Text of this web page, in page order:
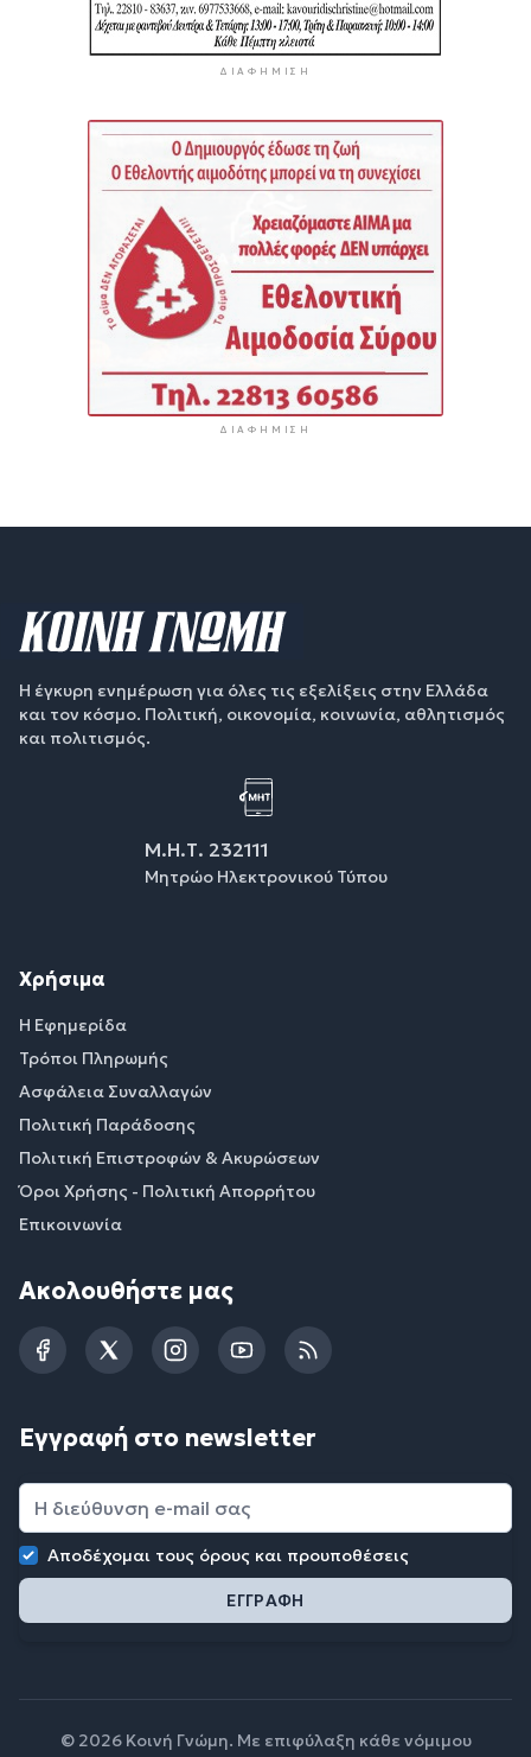
ΔΙΑΦΉΜΙΣΗ
ΔΙΑΦΉΜΙΣΗ
Η έγκυρη ενημέρωση για όλες τις εξελίξεις στην Ελλάδα
και τον κόσμο. Πολιτική, οικονομία, κοινωνία, αθλητισμός
και πολιτισμός.
Μ.Η.Τ. 232111
Μητρώο Ηλεκτρονικού Τύπου
Χρήσιμα
Η Εφημερίδα
Τρόποι Πληρωμής
Ασφάλεια Συναλλαγών
Πολιτική Παράδοσης
Πολιτική Επιστροφών & Ακυρώσεων
Όροι Χρήσης - Πολιτική Απορρήτου
Επικοινωνία
Ακολουθήστε μας
FacebookTwitterInstagramYouTubeRSS
Εγγραφή στο newsletter
Αποδέχομαι τους όρους και προυποθέσεις
© 2026 Κοινή Γνώμη. Με επιφύλαξη κάθε νόμιμου